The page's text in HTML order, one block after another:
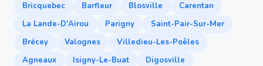
Bricquebec Barfleur Blosville
Carentan
La Lande-D'Airou
Parigny
Saint-Pair-Sur-Mer
Brécey
Valognes
Villedieu-Les-Poêles
Agneaux
Isigny-Le-Buat
Digosville